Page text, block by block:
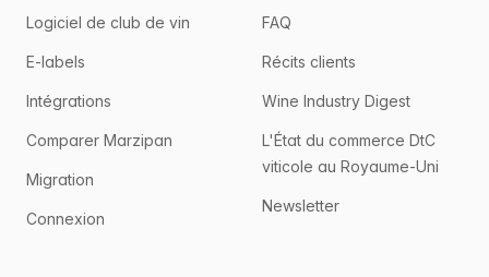
Logiciel de club de vin
E-labels
Intégrations
Comparer Marzipan
Migration
Connexion
FAQ
Récits clients
Wine Industry Digest
L'État du commerce DtC
viticole au Royaume-Uni
Newsletter